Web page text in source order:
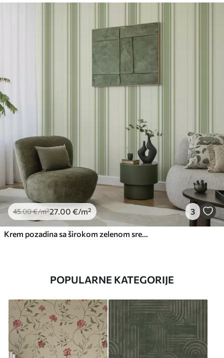
45.00€/m²27.00 €/m² 3
Krem pozadina sa širokom zelenom središnjom prugom
POPULARNE KATEGORIJE